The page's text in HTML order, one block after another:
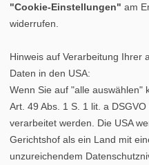
"Cookie-Einstellungen" am
widerrufen.
Hinweis auf Verarbeitung Ihrer
Daten in den USA:
Wenn Sie auf "alle auswählen"
Art. 49 Abs. 1 S. 1 lit. a
verarbeitet werden. Die USA
Gerichtshof als ein Land mit
unzureichendem